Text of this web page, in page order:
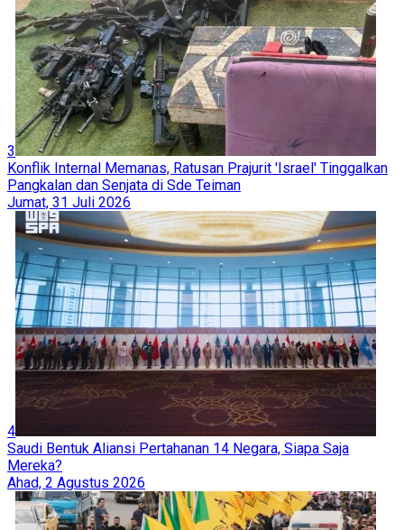
Polemik Keamanan Irak Memanas: Faksi Utama Tolak
Serahkan Senjata, Analis Soroti Risiko Konflik Internal
Rabu, 5 Agustus 2026
Asy Syabaab Berhasil Rebut Kota Strategis di Somalia
Kamis, 6 Agustus 2026